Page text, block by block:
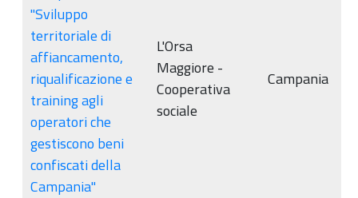
"Sviluppo
territoriale di
affiancamento,
riqualificazione e
training agli
operatori che
gestiscono beni
confiscati della
Campania"
L'Orsa
Maggiore -
Cooperativa
sociale
Campania